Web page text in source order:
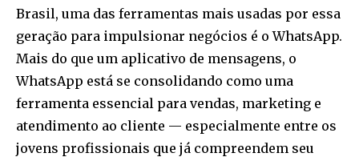
Brasil, uma das ferramentas mais usadas por essa
geração para impulsionar negócios é o WhatsApp.
Mais do que um aplicativo de mensagens, o
WhatsApp está se consolidando como uma
ferramenta essencial para vendas, marketing e
atendimento ao cliente — especialmente entre os
jovens profissionais que já compreendem seu